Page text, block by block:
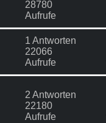
28780
Aufrufe
1 Antworten
22066
Aufrufe
2 Antworten
22180
Aufrufe